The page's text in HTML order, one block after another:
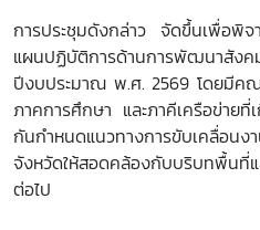
การประชุมดังกล่าว จัดขึ้นเพื่อพิจ
แผนปฏิบัติการด้านการพัฒน
ปีงบประมาณ พ.ศ. 2569 โดยมีค
ภาคการศึกษา และภาคีเครือข่ายที่
กันกำหนดแนวทางการขับเคลื่อน
จังหวัดให้สอดคล้องกับบริบทพื้นที่แ
ต่อไป